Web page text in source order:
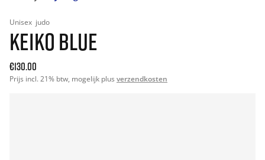
Unisex judo
KEIKO BLUE
€130.00
Prijs incl. 21% btw, mogelijk plus verzendkosten